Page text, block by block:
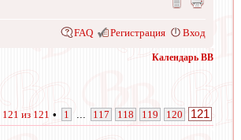
FAQ Регистрация Вход
Календарь ВВ
121 из 121 • 1 117 118 119 120 121